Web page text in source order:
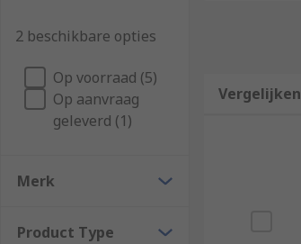
2 beschikbare opties
Op voorraad (5)
Op aanvraag
geleverd (1)
Merk
Product Type
Vergelijken